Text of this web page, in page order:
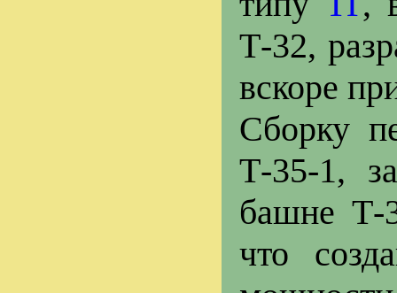
Т-32,
вскоре
Сборку
Т-35-1,
башне Т-
что